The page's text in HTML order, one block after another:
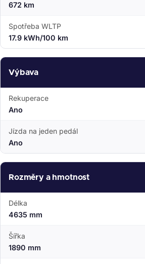
672 km
Spotřeba WLTP
17.9 kWh/100 km
Výbava
Rekuperace
Ano
Jízda na jeden pedál
Ano
Rozměry a hmotnost
Délka
4635 mm
Šířka
1890 mm